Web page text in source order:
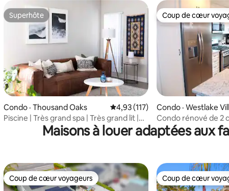
de 4,93 sur 5, 290 commentaires
Superhôte
Superhôte
Condo · Thousand Oaks Note moyenne de 4,93 sur 5, 117
4,93 (117)
Piscine | Très grand spa | Très grand lit |
Laveuse et sécheuse | Espace de travail
Coup de cœur
Coup de cœur
Condo · Westlake
Condo rénové de 2
de bain à Westlake
Maisons à louer adaptées aux
Coup de cœur voyageurs
Coup de cœur voyageurs Coup de cœur
Coup de cœur